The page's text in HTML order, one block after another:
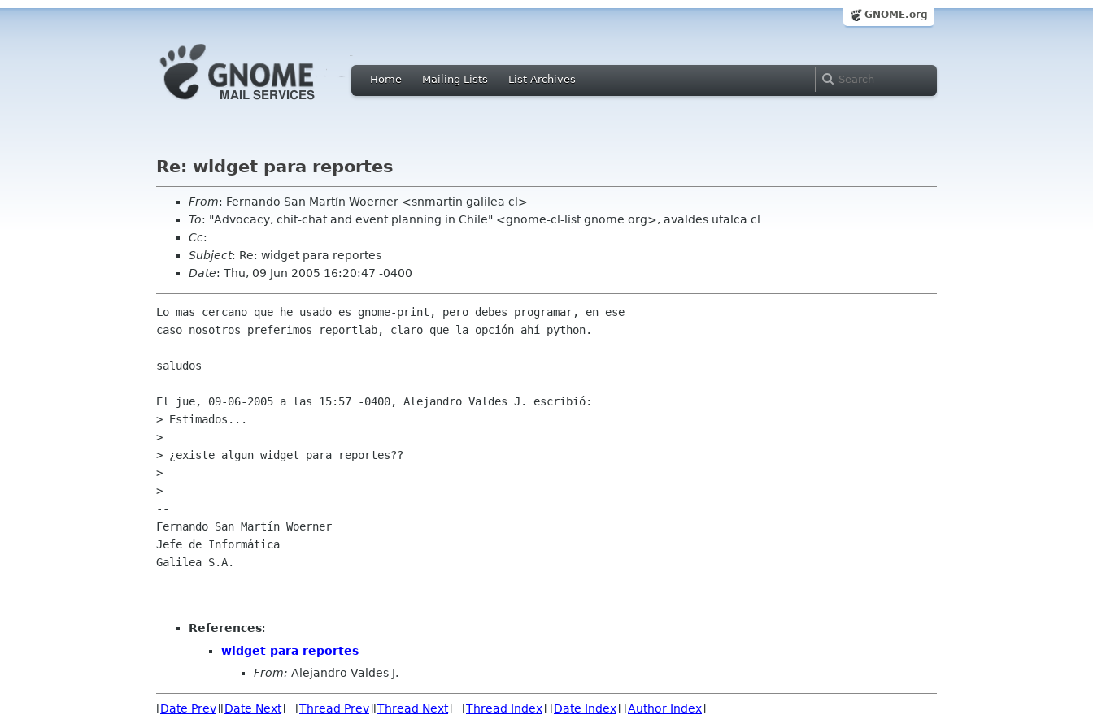
GNOME.org
Home Mailing Lists List Archives
Re: widget para reportes
From: Fernando San Martín Woerner <snmartin galilea cl>
To: "Advocacy, chit-chat and event planning in Chile" <gnome-cl-list gnome org>, avaldes utalca cl
Cc:
Subject: Re: widget para reportes
Date: Thu, 09 Jun 2005 16:20:47 -0400
Lo mas cercano que he usado es gnome-print, pero debes programar, en ese
caso nosotros preferimos reportlab, claro que la opción ahí python.
saludos
El jue, 09-06-2005 a las 15:57 -0400, Alejandro Valdes J. escribió:
> Estimados...
>
> ¿existe algun widget para reportes??
>
>
--
Fernando San Martín Woerner
Jefe de Informática
Galilea S.A.
References:
widget para reportes
From: Alejandro Valdes J.
[Date Prev][Date Next] [Thread Prev][Thread Next] [Thread Index] [Date Index] [Author Index]